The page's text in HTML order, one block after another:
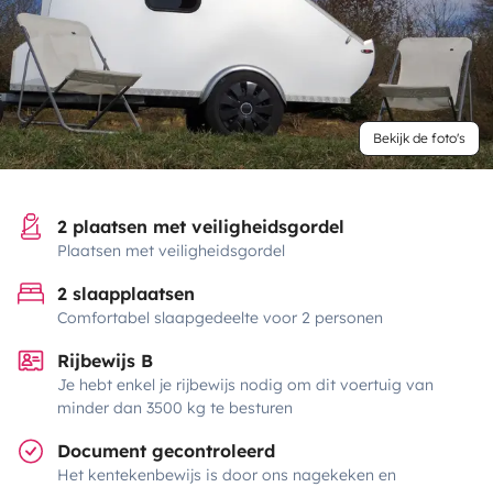
Bekijk de foto's
2 plaatsen met veiligheidsgordel
Plaatsen met veiligheidsgordel
2 slaapplaatsen
Comfortabel slaapgedeelte voor 2 personen
Rijbewijs B
Je hebt enkel je rijbewijs nodig om dit voertuig van
minder dan 3500 kg te besturen
Document gecontroleerd
Het kentekenbewijs is door ons nagekeken en